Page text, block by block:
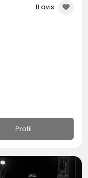
11 avis
Profil